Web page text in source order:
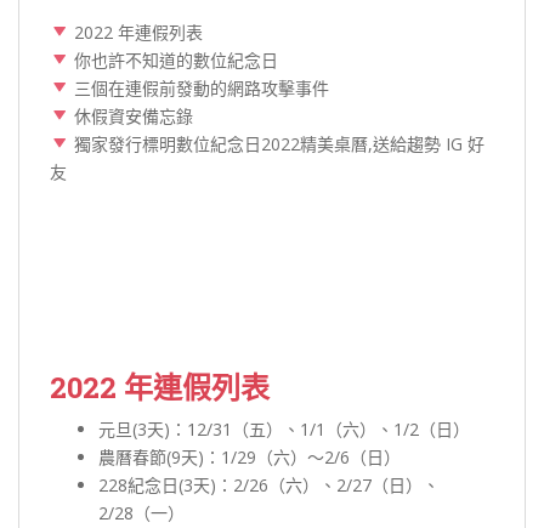
2022 年連假列表
你也許不知道的數位紀念日
三個在連假前發動的網路攻擊事件
休假資安備忘錄
獨家發行標明數位紀念日2022精美桌曆,送給趨勢 IG 好
友
2022 年連假列表
元旦(3天)：12/31（五）、1/1（六）、1/2（日）
農曆春節(9天)：1/29（六）～2/6（日）
228紀念日(3天)：2/26（六）、2/27（日）、
2/28（一）